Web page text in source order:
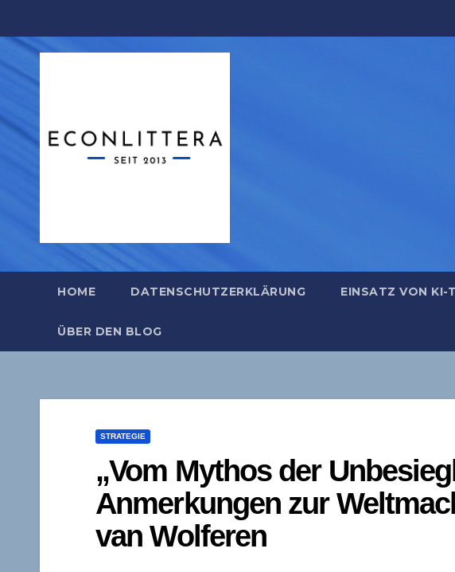
Inhalt
springen
HOME DATENSCHUTZERKLÄRUNG EINSATZ VON KI-
ÜBER DEN BLOG
STRATEGIE
„Vom Mythos der
Anmerkungen zur
van Wolferen